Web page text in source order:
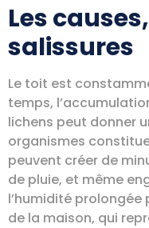
Les
salissures
Le toit est
temps,
lichens peut donner
organismes
peuvent créer de
de pluie, et même
l’humidité
de la maison, qui